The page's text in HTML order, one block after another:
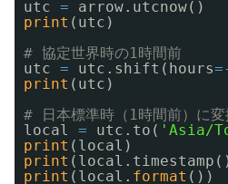
utc =
arrow.utcnow()
print (utc)
# 協定世界時の1時間前
utc = utc.shift(hours=
print (utc)
# 日本標準時（1時間前）に
local = utc.to( 'Asia/
print (local)
print
print (local. format ())